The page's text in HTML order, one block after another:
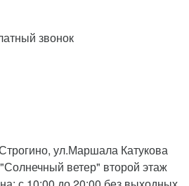
звонок
ул.Маршала Катукова
ветер" второй этаж